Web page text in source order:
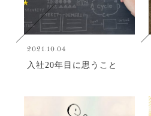
2021.10.04
入社20年目に思うこと